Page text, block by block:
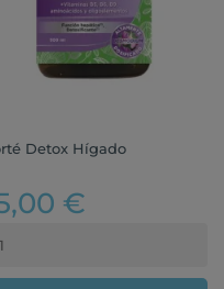
Detox Hígado
€